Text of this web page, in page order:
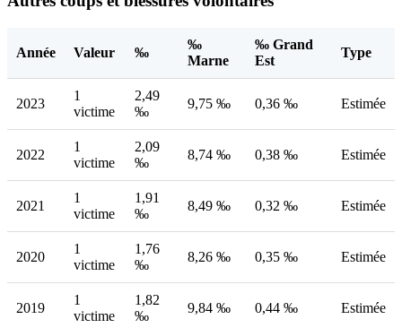
Année Valeur ‰
‰
Marne
‰ Grand
Est
Type
2023
1
victime
2,49
‰
9,75 ‰ 0,36 ‰ Estimée
2022
1
victime
2,09
‰
8,74 ‰ 0,38 ‰ Estimée
2021
1
victime
1,91
‰
8,49 ‰ 0,32 ‰ Estimée
2020
1
victime
1,76
‰
8,26 ‰ 0,35 ‰ Estimée
2019
1
victime
1,82
‰
9,84 ‰ 0,44 ‰ Estimée